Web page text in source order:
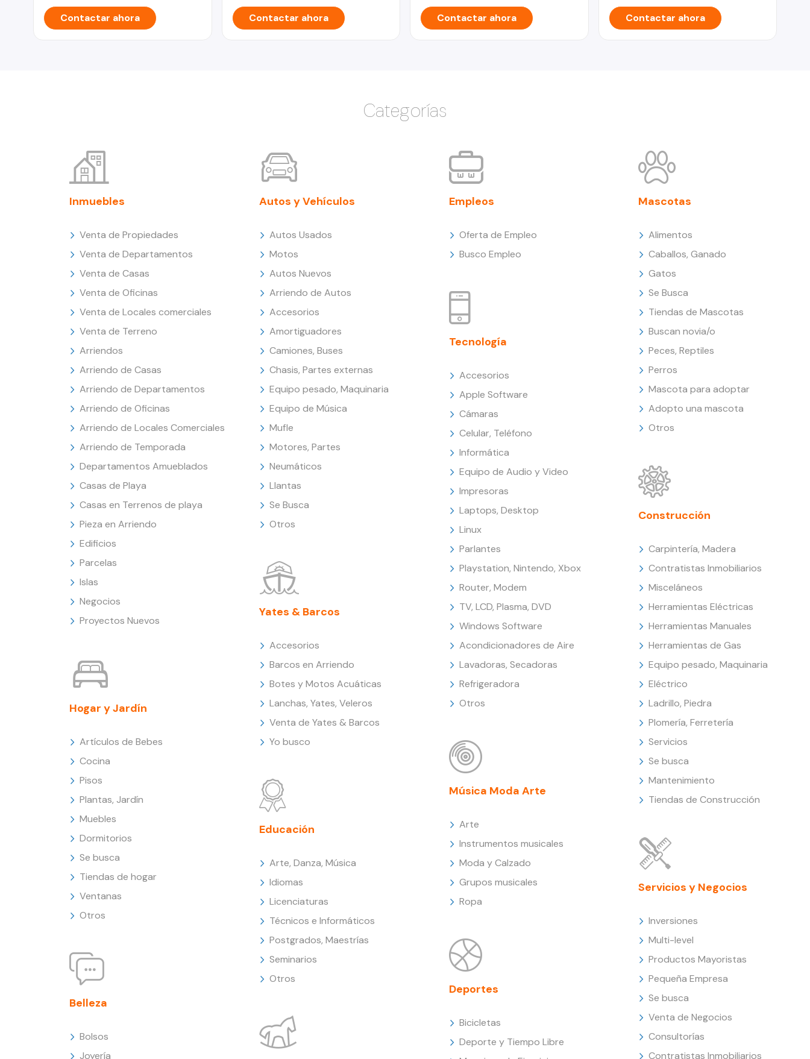
Contactar ahora Contactar ahora Contactar ahora Contactar ahora
Categorías
Inmuebles
Venta de Propiedades
Venta de Departamentos
Venta de Casas
Venta de Oficinas
Venta de Locales comerciales
Venta de Terreno
Arriendos
Arriendo de Casas
Arriendo de Departamentos
Arriendo de Oficinas
Arriendo de Locales Comerciales
Arriendo de Temporada
Departamentos Amueblados
Casas de Playa
Casas en Terrenos de playa
Pieza en Arriendo
Edificios
Parcelas
Islas
Negocios
Proyectos Nuevos
Hogar y Jardín
Artículos de Bebes
Cocina
Pisos
Plantas, Jardín
Muebles
Dormitorios
Se busca
Tiendas de hogar
Ventanas
Otros
Belleza
Bolsos
Joyería
Autos y Vehículos
Autos Usados
Motos
Autos Nuevos
Arriendo de Autos
Accesorios
Amortiguadores
Camiones, Buses
Chasis, Partes externas
Equipo pesado, Maquinaria
Equipo de Música
Mufle
Motores, Partes
Neumáticos
Llantas
Se Busca
Otros
Yates & Barcos
Accesorios
Barcos en Arriendo
Botes y Motos Acuáticas
Lanchas, Yates, Veleros
Venta de Yates & Barcos
Yo busco
Educación
Arte, Danza, Música
Idiomas
Licenciaturas
Técnicos e Informáticos
Postgrados, Maestrías
Seminarios
Otros
Empleos
Oferta de Empleo
Busco Empleo
Tecnología
Accesorios
Apple Software
Cámaras
Celular, Teléfono
Informática
Equipo de Audio y Video
Impresoras
Laptops, Desktop
Linux
Parlantes
Playstation, Nintendo, Xbox
Router, Modem
TV, LCD, Plasma, DVD
Windows Software
Acondicionadores de Aire
Lavadoras, Secadoras
Refrigeradora
Otros
Música Moda Arte
Arte
Instrumentos musicales
Moda y Calzado
Grupos musicales
Ropa
Deportes
Bicicletas
Deporte y Tiempo Libre
Mascotas
Alimentos
Caballos, Ganado
Gatos
Se Busca
Tiendas de Mascotas
Buscan novia/o
Peces, Reptiles
Perros
Mascota para adoptar
Adopto una mascota
Otros
Construcción
Carpintería, Madera
Contratistas Inmobiliarios
Misceláneos
Herramientas Eléctricas
Herramientas Manuales
Herramientas de Gas
Equipo pesado, Maquinaria
Eléctrico
Ladrillo, Piedra
Plomería, Ferretería
Servicios
Se busca
Mantenimiento
Tiendas de Construcción
Servicios y Negocios
Inversiones
Multi-level
Productos Mayoristas
Pequeña Empresa
Se busca
Venta de Negocios
Consultorías
Contratistas Inmobiliarios